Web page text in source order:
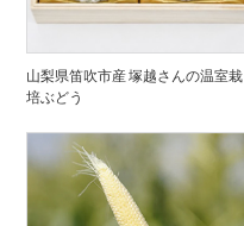
山梨県笛吹市産 塚越さんの温室栽
培ぶどう